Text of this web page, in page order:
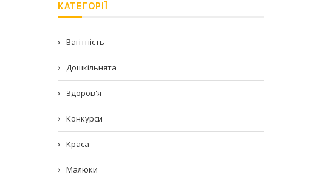
КАТЕГОРІЇ
Вагітність
Дошкільнята
Здоров'я
Конкурси
Краса
Малюки